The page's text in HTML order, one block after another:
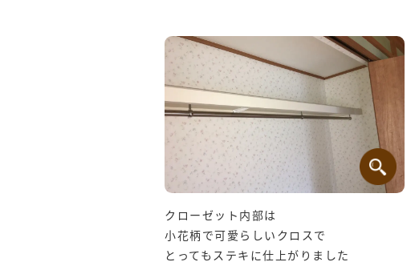
クローゼット内部は
小花柄で可愛らしいクロスで
とってもステキに仕上がりました